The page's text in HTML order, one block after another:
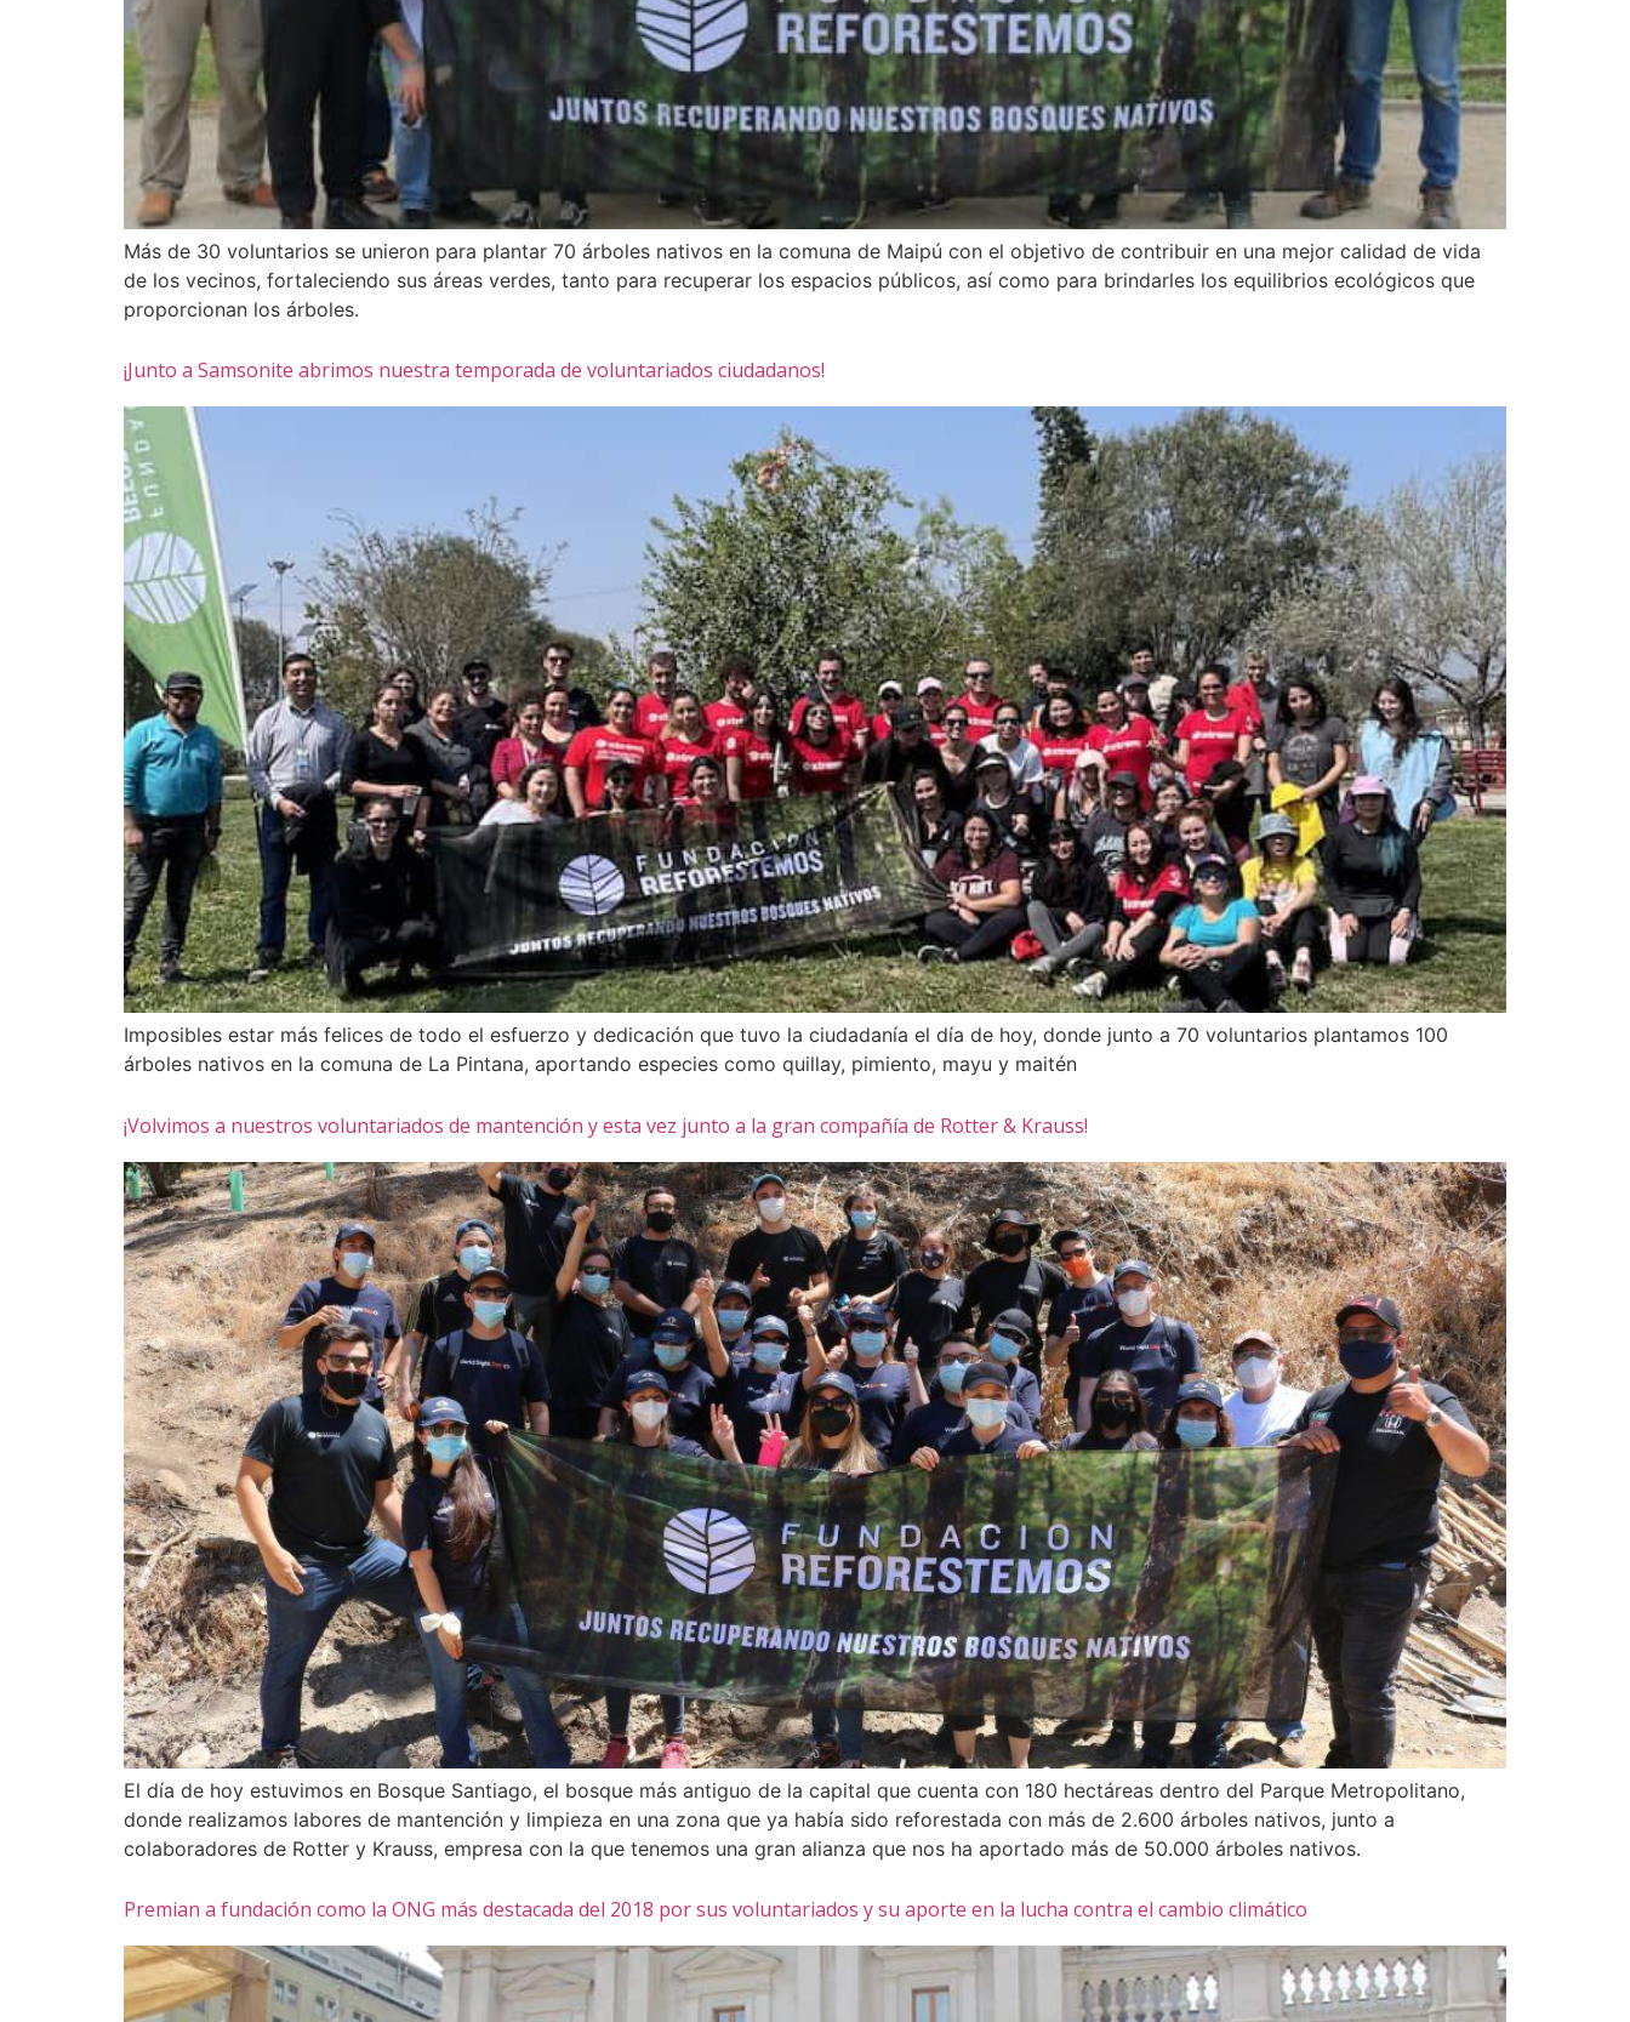
Más de 30 voluntarios se unieron para plantar 70 árboles nativos en la comuna de Maipú con el objetivo de contribuir en una mejor calidad de vida
de los vecinos, fortaleciendo sus áreas verdes, tanto para recuperar los espacios públicos, así como para brindarles los equilibrios ecológicos que
proporcionan los árboles.
¡Junto a Samsonite abrimos nuestra temporada de voluntariados ciudadanos!
Imposibles estar más felices de todo el esfuerzo y dedicación que tuvo la ciudadanía el día de hoy, donde junto a 70 voluntarios plantamos 100
árboles nativos en la comuna de La Pintana, aportando especies como quillay, pimiento, mayu y maitén
¡Volvimos a nuestros voluntariados de mantención y esta vez junto a la gran compañía de Rotter & Krauss!
El día de hoy estuvimos en Bosque Santiago, el bosque más antiguo de la capital que cuenta con 180 hectáreas dentro del Parque Metropolitano,
donde realizamos labores de mantención y limpieza en una zona que ya había sido reforestada con más de 2.600 árboles nativos, junto a
colaboradores de Rotter y Krauss, empresa con la que tenemos una gran alianza que nos ha aportado más de 50.000 árboles nativos.
Premian a fundación como la ONG más destacada del 2018 por sus voluntariados y su aporte en la lucha contra el cambio climático